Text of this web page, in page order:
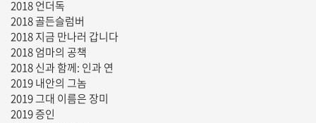
2018 언더독
2018 골든슬럼버
2018 지금 만나러 갑니다
2018 엄마의 공책
2018 신과 함께: 인과 연
2019 내안의 그놈
2019 그대 이름은 장미
2019 증인